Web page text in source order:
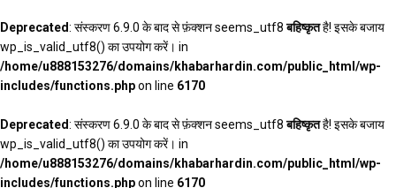
Deprecated: संस्करण 6.9.0 के बाद से फ़ंक्शन seems_utf8बहिष्कृतहै! इसके बजाय
wp_is_valid_utf8() का उपयोग करें। in
/home/u888153276/domains/khabarhardin.com/public_html/wp-
includes/functions.phpon line 6170
Deprecated: संस्करण 6.9.0 के बाद से फ़ंक्शन seems_utf8बहिष्कृतहै! इसके बजाय
wp_is_valid_utf8() का उपयोग करें। in
/home/u888153276/domains/khabarhardin.com/public_html/wp-
includes/functions.phpon line 6170